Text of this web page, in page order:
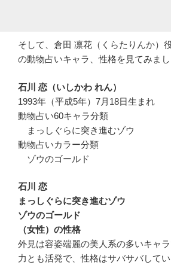
そして、倉田 凛花（くらたりんか
の動物占いキャラ、性格を見てみまし
石川 恋（いしかわ れん）
1993年（平成5年）7月18日生まれ
動物占い60キャラ分類
まっしぐらに突き進むゾウ
動物占いカラー分類
ゾウのゴールド
石川 恋
まっしぐらに突き進むゾウ
ゾウのゴールド
（女性）の性格
外見は容姿端麗の美人系の多いキャ
力とも活発で、性格はサバサバして